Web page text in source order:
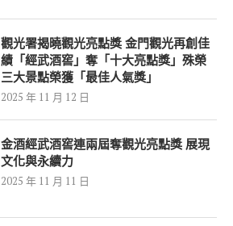
觀光署揭曉觀光亮點獎 金門觀光再創佳
績「經武酒窖」奪「十大亮點獎」殊榮
三大景點榮獲「最佳人氣獎」
2025 年 11 月 12 日
金酒經武酒窖連兩屆奪觀光亮點獎 展現
文化與永續力
2025 年 11 月 11 日